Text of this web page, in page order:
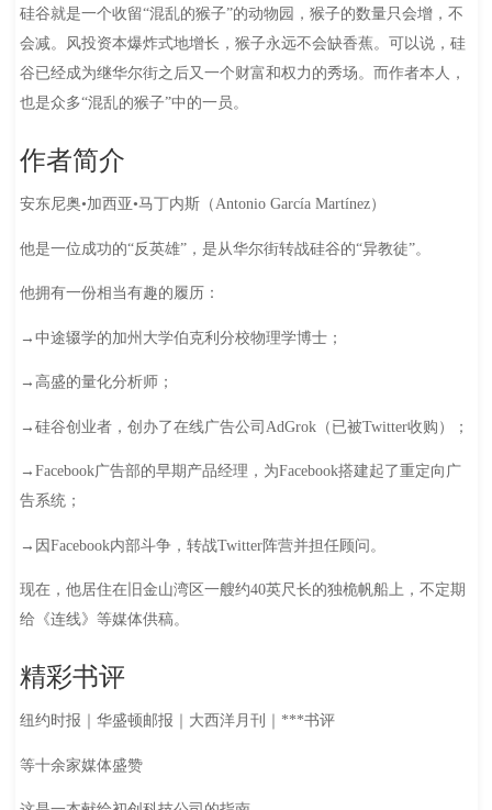
硅谷就是一个收留“混乱的猴子”的动物园，猴子的数量只会增，不
会减。风投资本爆炸式地增长，猴子永远不会缺香蕉。可以说，硅
谷已经成为继华尔街之后又一个财富和权力的秀场。而作者本人，
也是众多“混乱的猴子”中的一员。
作者简介
安东尼奥•加西亚•马丁内斯（Antonio García Martínez）
他是一位成功的“反英雄”，是从华尔街转战硅谷的“异教徒”。
他拥有一份相当有趣的履历：
→中途辍学的加州大学伯克利分校物理学博士；
→高盛的量化分析师；
→硅谷创业者，创办了在线广告公司AdGrok（已被Twitter收购）；
→Facebook广告部的早期产品经理，为Facebook搭建起了重定向广
告系统；
→因Facebook内部斗争，转战Twitter阵营并担任顾问。
现在，他居住在旧金山湾区一艘约40英尺长的独桅帆船上，不定期
给《连线》等媒体供稿。
精彩书评
纽约时报｜华盛顿邮报｜大西洋月刊｜***书评
等十余家媒体盛赞